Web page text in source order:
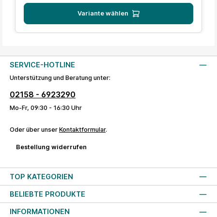
Variante wählen
SERVICE-HOTLINE
Unterstützung und Beratung unter:
02158 - 6923290
Mo-Fr, 09:30 - 16:30 Uhr
Oder über unser Kontaktformular.
Bestellung widerrufen
TOP KATEGORIEN
BELIEBTE PRODUKTE
INFORMATIONEN